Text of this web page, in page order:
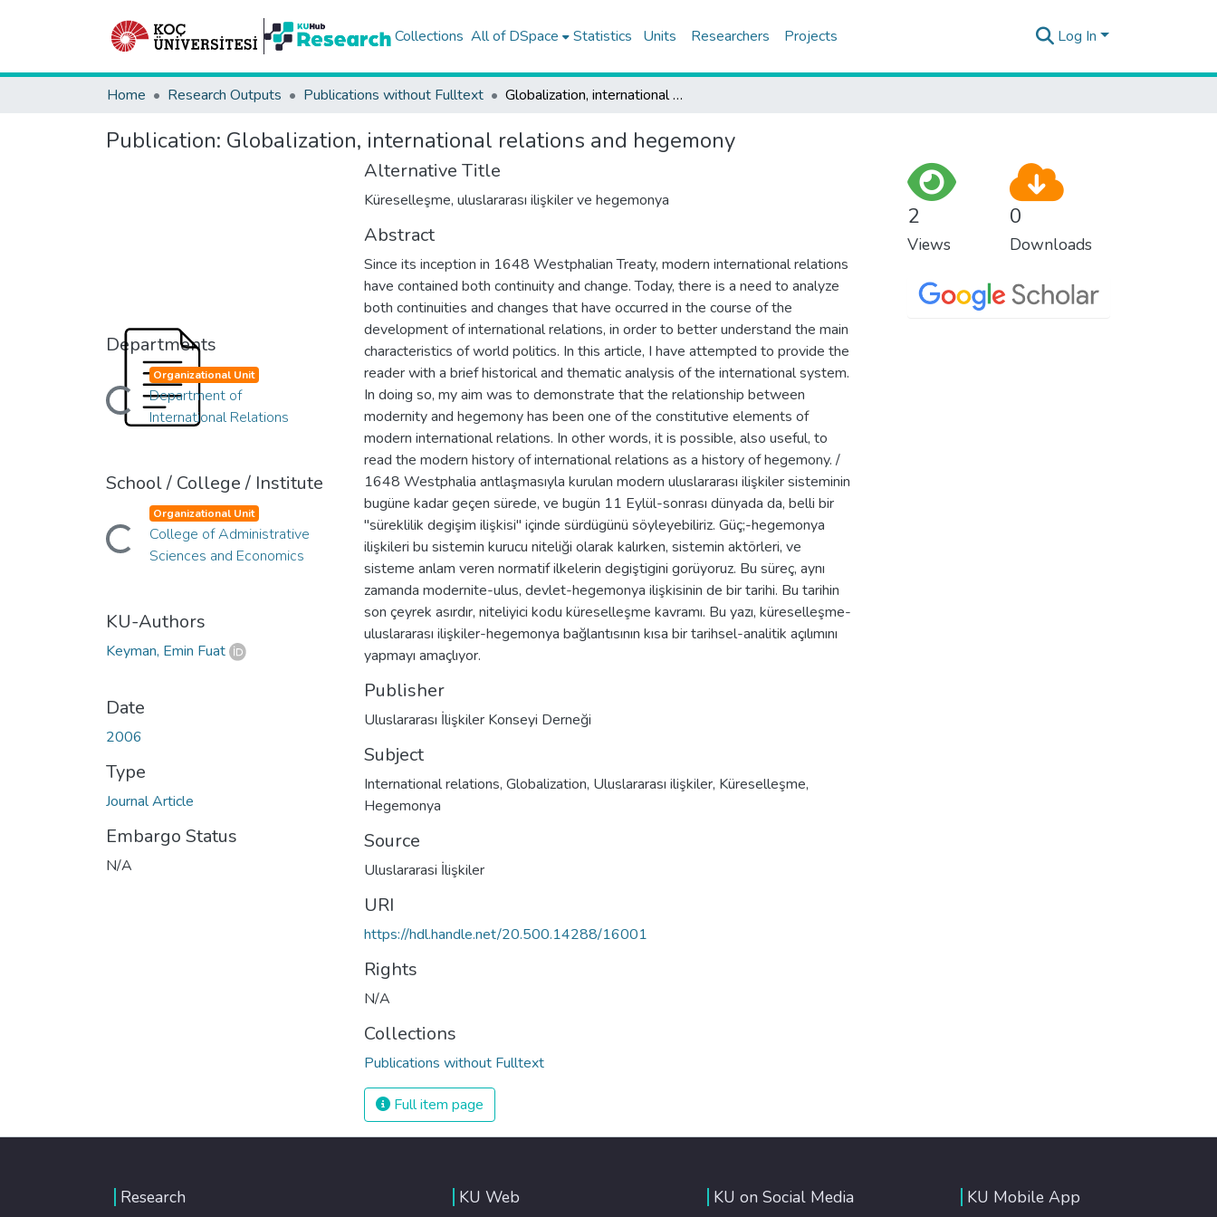
Collections All of DSpace Statistics Units Researchers Projects Log In
Home Research Outputs Publications without Fulltext Globalization, international relations and hegemony
Publication: Globalization, international relations and hegemony
Departments
Loading...
Organizational Unit
Department of
International Relations
School / College / Institute
Loading...
Organizational Unit
College of Administrative
Sciences and Economics
KU-Authors
Keyman, Emin Fuat
Date
2006
Type
Journal Article
Embargo Status
N/A
Alternative Title
Küreselleşme, uluslararası ilişkiler ve hegemonya
Abstract
Since its inception in 1648 Westphalian Treaty, modern international relations
have contained both continuity and change. Today, there is a need to analyze
both continuities and changes that have occurred in the course of the
development of international relations, in order to better understand the main
characteristics of world politics. In this article, I have attempted to provide the
reader with a brief historical and thematic analysis of the international system.
In doing so, my aim was to demonstrate that the relationship between
modernity and hegemony has been one of the constitutive elements of
modern international relations. In other words, it is possible, also useful, to
read the modern history of international relations as a history of hegemony. /
1648 Westphalia antlaşmasıyla kurulan modern uluslararası ilişkiler sisteminin
bugüne kadar geçen sürede, ve bugün 11 Eylül-sonrası dünyada da, belli bir
"süreklilik degişim ilişkisi" içinde sürdügünü söyleyebiliriz. Güç;-hegemonya
ilişkileri bu sistemin kurucu niteliği olarak kalırken, sistemin aktörleri, ve
sisteme anlam veren normatif ilkelerin degiştigini gorüyoruz. Bu süreç, aynı
zamanda modernite-ulus, devlet-hegemonya ilişkisinin de bir tarihi. Bu tarihin
son çeyrek asırdır, niteliyici kodu küreselleşme kavramı. Bu yazı, küreselleşme-
uluslararası ilişkiler-hegemonya bağlantısının kısa bir tarihsel-analitik açılımını
yapmayı amaçlıyor.
Publisher
Uluslararası İlişkiler Konseyi Derneği
Subject
International relations, Globalization, Uluslararası ilişkiler, Küreselleşme,
Hegemonya
Source
Uluslararasi İlişkiler
URI
https://hdl.handle.net/20.500.14288/16001
Rights
N/A
Collections
Publications without Fulltext
Full item page
2
Views
0
Downloads
Research KU Web KU on Social Media KU Mobile App